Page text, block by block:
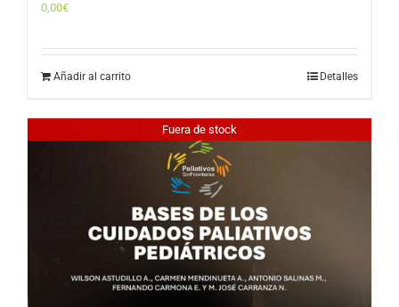
0,00€
Añadir al carrito Detalles
Fuera de stock